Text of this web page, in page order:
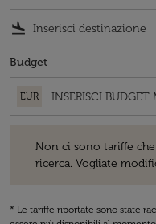
flight_land
Budget
EUR
Non ci sono tariffe
ricerca. Vogliate
* Le tariffe riportate sono state